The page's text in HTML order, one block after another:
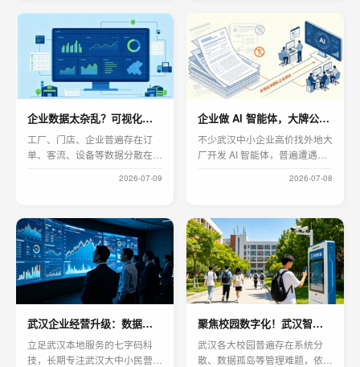
覆盖安卓、IOS、鸿蒙三端生
态。七字码科技专注全平台原生
APP 定制，面向企业办公、门
店运营、设备管控等场景一对一
开发，完整交付源码，本地团队
负责开发、上架、运维，快速解
决系统适配问题，助力企业搭建
适配全新移动端生态的稳定数字
化管理系统。
鲜等行业经营流程。武汉七字码
科技定制开发订阅号、服务号、
营销小程序，按需设计会员、预
约、核销等功能，完整交付源码
支持长期迭代，本地团队沟通便
捷、售后稳定，打造适配门店长
期运营的微信数字化工具。
企业数据太杂乱？可视化大屏帮你轻松看懂
工厂、门店、企业普遍存在订
单、客流、设备等数据分散在各
大，传统 Excel 无法实时监控经
全渠道数据，以图表、榜单形式
实时自动统计分析，降低管理成
本。武汉七字码科技专业定制企
业可视化大屏，支持报表与图形
化数据展示，适配生产、门店、
校园多场景，按需自定义布局，
打通企业零散数据，助力管理层
实时把控经营状况，依靠数据做
出精准决策。
2026-07-09
企业做 AI 智能体，大牌公司未必好用
不少武汉中小企业高价找外地大
厂开发 AI 智能体，普遍遭遇项
错、售后流程繁琐等问题。大厂
本地制造、零售细分业务，二次
改造成本居高不下。武汉七字码
科技拥有全职自有算法团队，不
转包不外派，主营 AI 智能体、
语音识别、人脸识别、大数据可
视化、AI 内容生成业务，本地
一对一技术对接，可快速迭代功
能、打通企业原有系统，性价比
优于外地大厂，适合本地企业落
地长期稳定的 AI 智能系统。
2026-07-08
武汉企业经营升级：数据大屏成高效决策利器
立足武汉本地服务的七字码科
技，长期专注武汉大中小民营企
聚焦校园数字化！武汉智慧校园靠集成系统实现全域管控
武汉各大校园普遍存在系统分
散、数据孤岛等管理难题，依托